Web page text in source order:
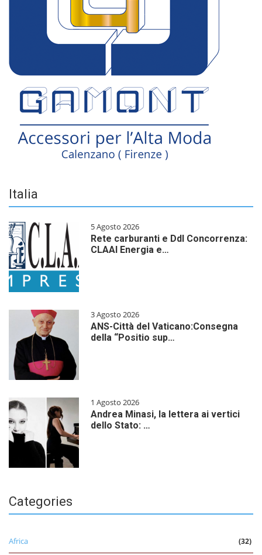
Italia
5 Agosto 2026
Rete carburanti e Ddl Concorrenza:
CLAAI Energia e…
3 Agosto 2026
ANS-Città del Vaticano:Consegna
della “Positio sup…
1 Agosto 2026
Andrea Minasi, la lettera ai vertici
dello Stato: …
Categories
Africa (32)